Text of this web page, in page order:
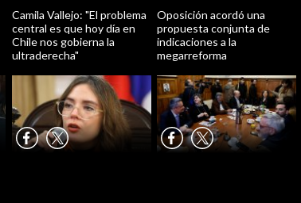
Camila Vallejo: "El problema
central es que hoy día en
Chile nos gobierna la
ultraderecha"
Oposición acordó una
propuesta conjunta de
indicaciones a la
megarreforma